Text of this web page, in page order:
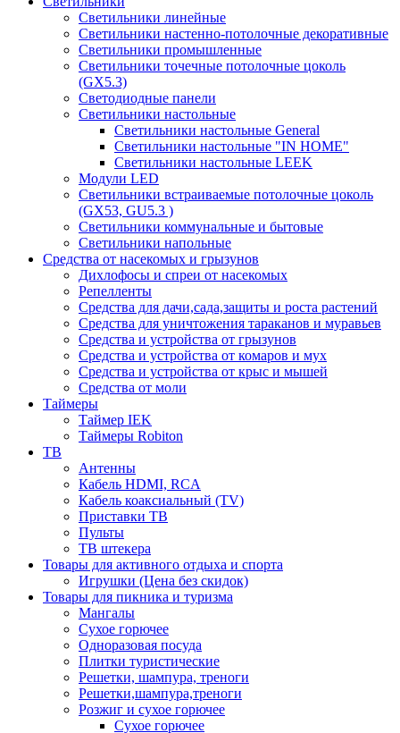
Светильники линейные
Светильники настенно-потолочные декоративные
Светильники промышленные
Светильники точечные потолочные цоколь
(GX5.3)
Светодиодные панели
Cветильники настольные
Светильники настольные General
Светильники настольные "IN HOME"
Светильники настольные LEEK
Модули LED
Светильники встраиваемые потолочные цоколь
(GX53, GU5.3 )
Светильники коммунальные и бытовые
Светильники напольные
Средства от насекомых и грызунов
Дихлофосы и спреи от насекомых
Репелленты
Средства для дачи,сада,защиты и роста растений
Средства для уничтожения тараканов и муравьев
Средства и устройства от грызунов
Средства и устройства от комаров и мух
Средства и устройства от крыс и мышей
Средства от моли
Таймеры
Таймер IEK
Таймеры Robiton
ТВ
Антенны
Кабель HDMI, RCA
Кабель коаксиальный (TV)
Приставки ТВ
Пульты
ТВ штекера
Товары для активного отдыха и спорта
Игрушки (Цена без скидок)
Товары для пикника и туризма
Мангалы
Сухое горючее
Одноразовая посуда
Плитки туристические
Решетки, шампура, треноги
Решетки,шампура,треноги
Розжиг и сухое горючее
Сухое горючее